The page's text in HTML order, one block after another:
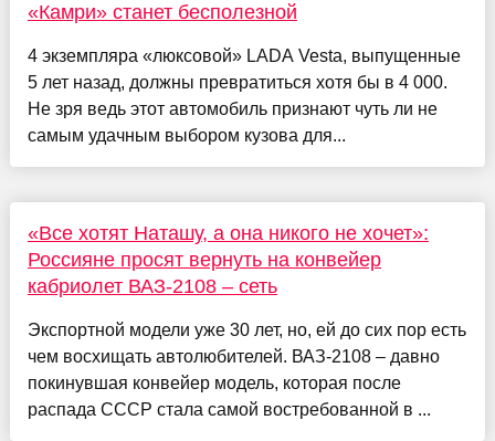
«Камри» станет бесполезной
4 экземпляра «люксовой» LADA Vesta, выпущенные
5 лет назад, должны превратиться хотя бы в 4 000.
Не зря ведь этот автомобиль признают чуть ли не
самым удачным выбором кузова для...
«Все хотят Наташу, а она никого не хочет»:
Россияне просят вернуть на конвейер
кабриолет ВАЗ-2108 – сеть
Экспортной модели уже 30 лет, но, ей до сих пор есть
чем восхищать автолюбителей. ВАЗ-2108 – давно
покинувшая конвейер модель, которая после
распада СССР стала самой востребованной в ...